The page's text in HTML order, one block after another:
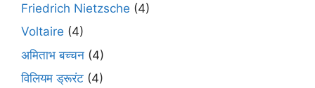
Friedrich Nietzsche (4)
Voltaire (4)
अमिताभ बच्चन (4)
विलियम ड्रूरंट (4)